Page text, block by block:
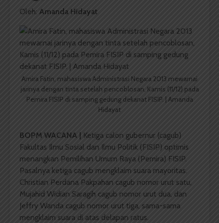
Oleh: Amanda Hidayat
Amira Fatin, mahasiswa Administrasi Negara 2013 mewarnai
jarinya dengan tinta setelah pencoblosan, Kamis (11/12) pada
Pemira FISIP di samping gedung dekanat FISIP. | Amanda
Hidayat
BOPM WACANA |
Ketiga calon gubernur (cagub)
Fakultas Ilmu Sosial dan Ilmu Politik (FISIP) optimis
menangkan Pemilihan Umum Raya (Pemira) FISIP.
Pasalnya ketiga cagub mengklaim suara mayoritas.
Christian Perdana Pakpahan cagub nomor urut satu,
Mujahid Widian Saragih cagub nomor urut dua, dan
Jeffry Wanda cagub nomor urut tiga, sama-sama
mengklaim suara di atas delapan ratus.